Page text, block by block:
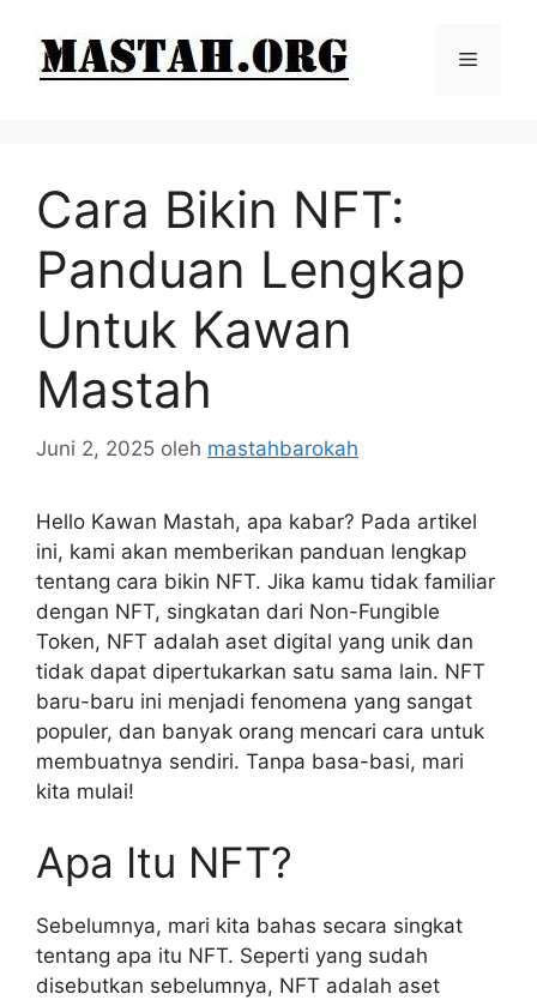
Menu
Cara Bikin NFT:
Panduan Lengkap
Untuk Kawan
Mastah
Juni 2, 2025 oleh mastahbarokah
Hello Kawan Mastah, apa kabar? Pada artikel
ini, kami akan memberikan panduan lengkap
tentang cara bikin NFT. Jika kamu tidak familiar
dengan NFT, singkatan dari Non-Fungible
Token, NFT adalah aset digital yang unik dan
tidak dapat dipertukarkan satu sama lain. NFT
baru-baru ini menjadi fenomena yang sangat
populer, dan banyak orang mencari cara untuk
membuatnya sendiri. Tanpa basa-basi, mari
kita mulai!
Apa Itu NFT?
Sebelumnya, mari kita bahas secara singkat
tentang apa itu NFT. Seperti yang sudah
disebutkan sebelumnya, NFT adalah aset